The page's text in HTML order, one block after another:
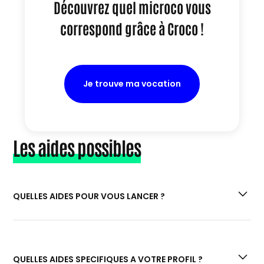
Découvrez quel microco vous
correspond grâce à Croco !
Je trouve ma vocation
Les aides possibles
QUELLES AIDES POUR VOUS LANCER ?
financières :“Quels prêts et aides
QUELLES AIDES SPECIFIQUES A VOTRE PROFIL ?